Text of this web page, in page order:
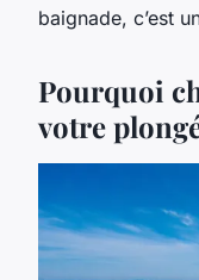
baignade, c’est
Pourquoi
votre